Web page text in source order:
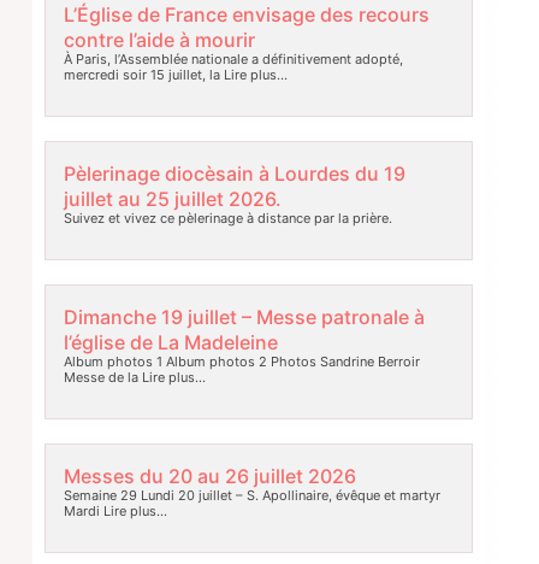
L’Église de France envisage des recours
contre l’aide à mourir
À Paris, l’Assemblée nationale a définitivement adopté,
mercredi soir 15 juillet, laLire plus…
Pèlerinage diocèsain à Lourdes du 19
juillet au 25 juillet 2026.
Suivez et vivez ce pèlerinage à distance par la prière.
Dimanche 19 juillet – Messe patronale à
l’église de La Madeleine
Album photos 1 Album photos 2 Photos Sandrine Berroir
Messe de laLire plus…
Messes du 20 au 26 juillet 2026
Semaine 29 Lundi 20 juillet – S. Apollinaire, évêque et martyr
Mardi Lire plus…